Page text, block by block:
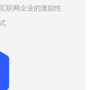
联网企业的激励性